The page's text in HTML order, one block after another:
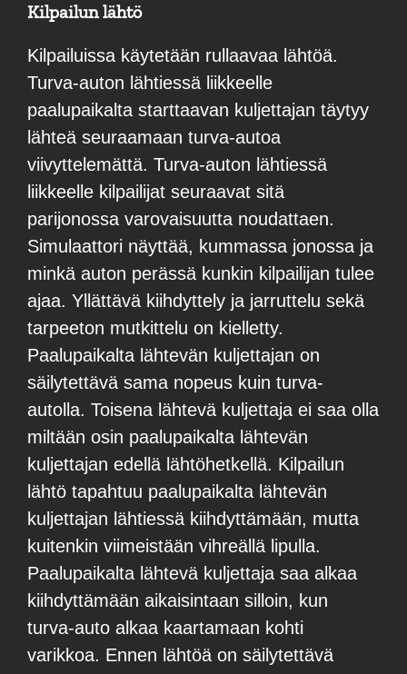
Kilpailun lähtö
Kilpailuissa käytetään rullaavaa lähtöä.
Turva-auton lähtiessä liikkeelle
paalupaikalta starttaavan kuljettajan täytyy
lähteä seuraamaan turva-autoa
viivyttelemättä. Turva-auton lähtiessä
liikkeelle kilpailijat seuraavat sitä
parijonossa varovaisuutta noudattaen.
Simulaattori näyttää, kummassa jonossa ja
minkä auton perässä kunkin kilpailijan tulee
ajaa. Yllättävä kiihdyttely ja jarruttelu sekä
tarpeeton mutkittelu on kielletty.
Paalupaikalta lähtevän kuljettajan on
säilytettävä sama nopeus kuin turva-
autolla. Toisena lähtevä kuljettaja ei saa olla
miltään osin paalupaikalta lähtevän
kuljettajan edellä lähtöhetkellä. Kilpailun
lähtö tapahtuu paalupaikalta lähtevän
kuljettajan lähtiessä kiihdyttämään, mutta
kuitenkin viimeistään vihreällä lipulla.
Paalupaikalta lähtevä kuljettaja saa alkaa
kiihdyttämään aikaisintaan silloin, kun
turva-auto alkaa kaartamaan kohti
varikkoa. Ennen lähtöä on säilytettävä